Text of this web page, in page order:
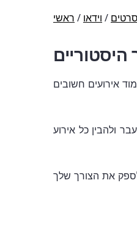
ראשי / וידאו / סרטים
היסטוריים
אירועים חשובים
ולהבין כל אירוע
לספק את הצורך שלך